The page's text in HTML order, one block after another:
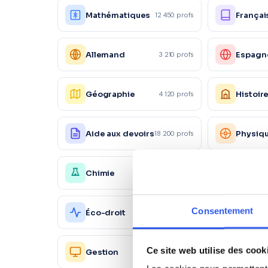
Consentement
Ce site web utilise des
Mathématiques 12 450 profs
Allemand 3 210 profs
Géographie 4 120 profs Histoire
Aide aux devoirs18 200 profs
Chimie
Éco-droit 1 560 profs
Action
Gestion 2 450 profs